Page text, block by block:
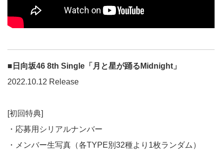
■日向坂46 8th Single「月と星が踊るMidnight」
2022.10.12 Release
[初回特典]
・応募用シリアルナンバー
・メンバー生写真（各TYPE別32種より1枚ランダム）